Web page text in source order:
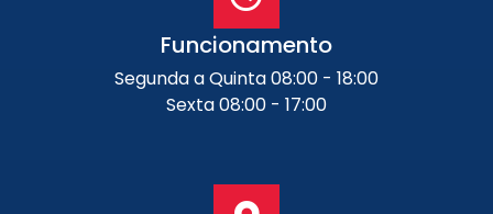
Funcionamento
Segunda a Quinta 08:00 - 18:00
Sexta 08:00 - 17:00